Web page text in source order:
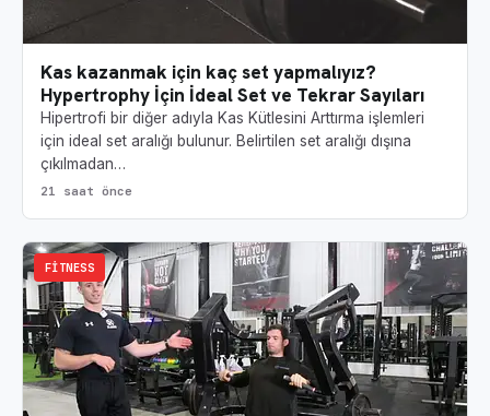
Kas kazanmak için kaç set yapmalıyız?
Hypertrophy İçin İdeal Set ve Tekrar Sayıları
Hipertrofi bir diğer adıyla Kas Kütlesini Arttırma işlemleri
için ideal set aralığı bulunur. Belirtilen set aralığı dışına
çıkılmadan…
21 saat önce
FITNESS